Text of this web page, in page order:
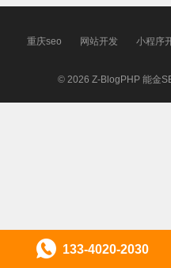
重庆seo 网站开发 小程序
© 2026Z-BlogPHP 能金
133-4020-2030